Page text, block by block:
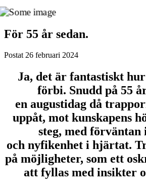
För 55 år sedan.
Postat26 februari 2024
Ja, det är fantastiskt
förbi. Snudd på 55
en augustidag då
uppåt, mot kunskapens
steg, med förväntan
och nyfikenhet i hjärtat.
på möjligheter, som ett
att fyllas med insikter